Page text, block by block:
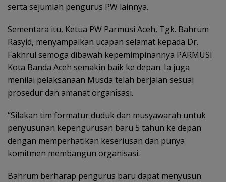
serta sejumlah pengurus PW lainnya.
Sementara itu, Ketua PW Parmusi Aceh, Tgk. Bahrum
Rasyid, menyampaikan ucapan selamat kepada Dr.
Fakhrul semoga dibawah kepemimpinannya PARMUSI
Kota Banda Aceh semakin baik ke depan. Ia juga
menilai pelaksanaan Musda telah berjalan sesuai
prosedur dan amanat organisasi.
“Silakan tim formatur duduk dan musyawarah untuk
penyusunan kepengurusan baru 5 tahun ke depan
dengan memperhatikan keseriusan dan punya
komitmen membangun organisasi.
Bahrum berharap pengurus baru dapat menyusun